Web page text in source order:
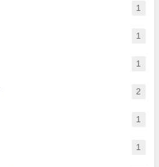
1
1
1
2
1
1